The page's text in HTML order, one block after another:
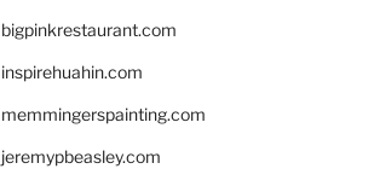
bigpinkrestaurant.com
inspirehuahin.com
memmingerspainting.com
jeremypbeasley.com